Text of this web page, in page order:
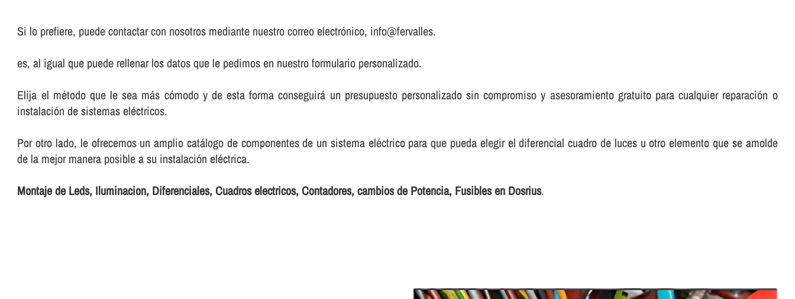
Si lo prefiere, puede contactar con nosotros mediante nuestro correo electrónico, info@fervalles.
es, al igual que puede rellenar los datos que le pedimos en nuestro formulario personalizado.
Elija el método que le sea más cómodo y de esta forma conseguirá un presupuesto personalizado sin compromiso y asesoramiento gratuito para cualquier reparación o
instalación de sistemas eléctricos.
Por otro lado, le ofrecemos un amplio catálogo de componentes de un sistema eléctrico para que pueda elegir el diferencial cuadro de luces u otro elemento que se amolde
de la mejor manera posible a su instalación eléctrica.
Montaje de Leds, Iluminacion, Diferenciales, Cuadros electricos, Contadores, cambios de Potencia, Fusibles en Dosrius.